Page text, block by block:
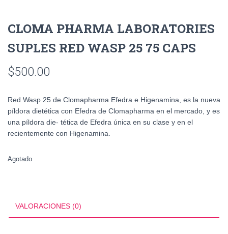
CLOMA PHARMA LABORATORIES
SUPLES RED WASP 25 75 CAPS
$500.00
Red Wasp 25 de Clomapharma Efedra e Higenamina, es la nueva
píldora dietética con Efedra de Clomapharma en el mercado, y es
una píldora die- tética de Efedra única en su clase y en el
recientemente con Higenamina.
Agotado
VALORACIONES (0)